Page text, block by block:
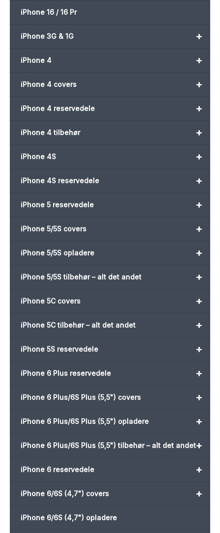
iPhone 16 / 16 Pr
+
iPhone 3G & 1G
+
iPhone 4
+
iPhone 4 covers
+
iPhone 4 reservedele
+
iPhone 4 tilbehør
+
iPhone 4S
+
iPhone 4S reservedele
+
iPhone 5 reservedele
+
iPhone 5/5S covers
+
iPhone 5/5S opladere
+
iPhone 5/5S tilbehør – alt det andet
+
iPhone 5C covers
+
iPhone 5C tilbehør – alt det andet
+
iPhone 5S reservedele
+
iPhone 6 Plus reservedele
+
iPhone 6 Plus/6S Plus (5,5") covers
+
iPhone 6 Plus/6S Plus (5,5") opladere
+
iPhone 6 Plus/6S Plus (5,5") tilbehør – alt det andet
+
iPhone 6 reservedele
+
iPhone 6/6S (4,7") covers
iPhone 6/6S (4,7") opladere